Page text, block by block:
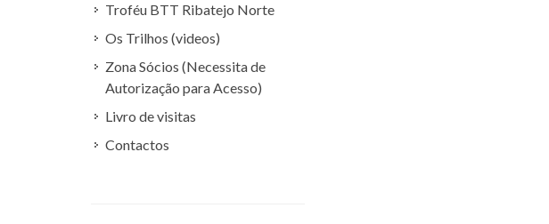
Troféu BTT Ribatejo Norte
Os Trilhos (videos)
Zona Sócios (Necessita de
Autorização para Acesso)
Livro de visitas
Contactos